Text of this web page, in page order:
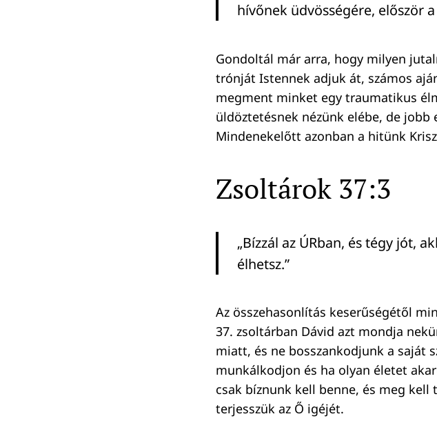
hívőnek üdvösségére, először
Gondoltál már arra, hogy milyen
trónját Istennek adjuk át, számos
megment minket egy traumatikus
üldöztetésnek nézünk elébe, de
Mindenekelőtt azonban a hitünk
Zsoltárok 37:3
„Bízzál az ÚRban, és tégy jót,
élhetsz.”
Az összehasonlítás keserűségétől
37. zsoltárban Dávid azt mondja
miatt, és ne bosszankodjunk a saját
munkálkodjon és ha olyan életet
csak bíznunk kell benne, és meg
terjesszük az Ő igéjét.